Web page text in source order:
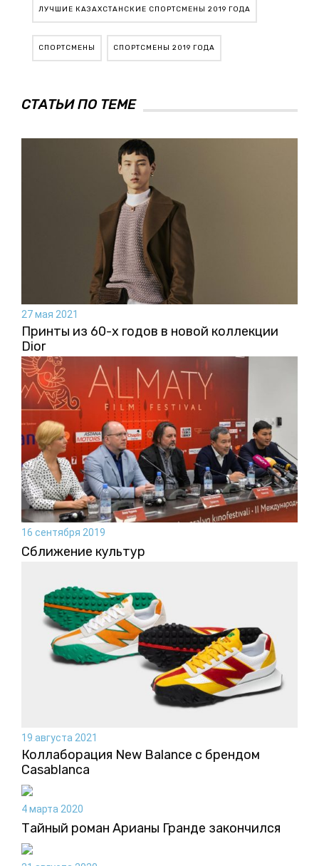
ЛУЧШИЕ КАЗАХСТАНСКИЕ СПОРТСМЕНЫ 2019 ГОДА
СПОРТСМЕНЫ СПОРТСМЕНЫ 2019 ГОДА
СТАТЬИ ПО ТЕМЕ
27 мая 2021
Принты из 60-х годов в новой коллекции
Dior
16 сентября 2019
Сближение культур
19 августа 2021
Коллаборация New Balance с брендом
Casablanca
4 марта 2020
Тайный роман Арианы Гранде закончился